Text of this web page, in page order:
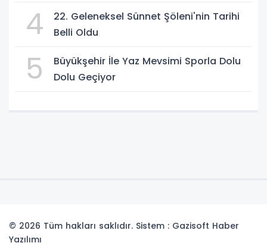
4
22. Geleneksel Sünnet Şöleni'nin Tarihi
Belli Oldu
5
Büyükşehir İle Yaz Mevsimi Sporla Dolu
Dolu Geçiyor
© 2026 Tüm hakları saklıdır. Sistem : Gazisoft Haber
Yazılımı